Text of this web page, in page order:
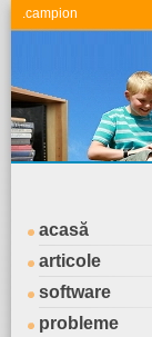
.campion
acasă
articole
software
probleme